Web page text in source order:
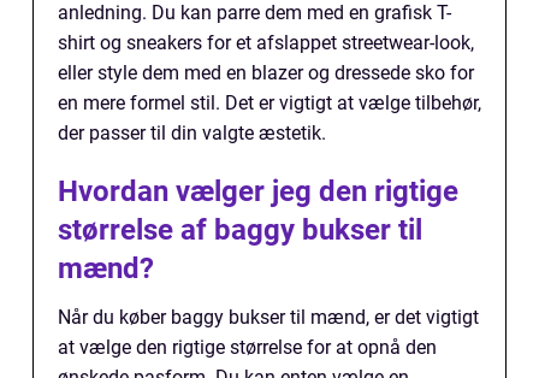
anledning. Du kan parre dem med en grafisk T-
shirt og sneakers for et afslappet streetwear-look,
eller style dem med en blazer og dressede sko for
en mere formel stil. Det er vigtigt at vælge tilbehør,
der passer til din valgte æstetik.
Hvordan vælger jeg den rigtige
størrelse af baggy bukser til
mænd?
Når du køber baggy bukser til mænd, er det vigtigt
at vælge den rigtige størrelse for at opnå den